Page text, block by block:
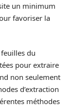
un minimum
favoriser la
du
pour extraire
non seulement
d’extraction
méthodes